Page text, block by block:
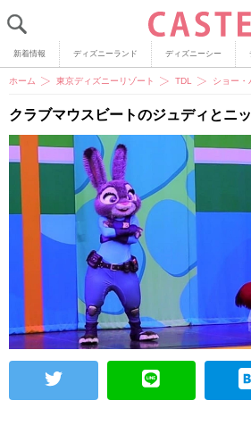
新着情報 ディズニーランド ディズニーシー
ホーム 東京ディズニーリゾート TDL ショー・
クラブマウスビートのジュディとニ